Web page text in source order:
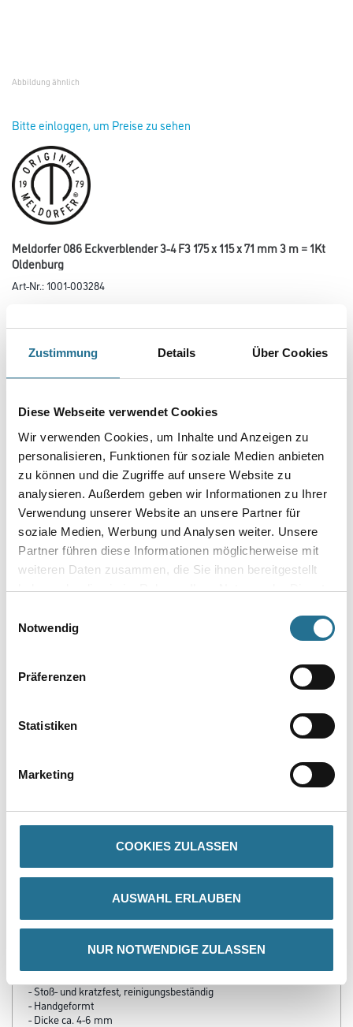
Zustimmung Details Über Cookies
Diese Webseite verwendet Cookies
Wir verwenden Cookies, um Inhalte und Anzeigen zu
personalisieren, Funktionen für soziale Medien anbieten
zu können und die Zugriffe auf unsere Website zu
analysieren. Außerdem geben wir Informationen zu Ihrer
Verwendung unserer Website an unsere Partner für
soziale Medien, Werbung und Analysen weiter. Unsere
Partner führen diese Informationen möglicherweise mit
weiteren Daten zusammen, die Sie ihnen bereitgestellt
haben oder die sie im Rahmen Ihrer Nutzung der Dienste
Notwendig
Präferenzen
Statistiken
Marketing
COOKIES ZULASSEN
AUSWAHL ERLAUBEN
NUR NOTWENDIGE ZULASSEN
Abbildung ähnlich
Bitte einloggen, um Preise zu sehen
Meldorfer 086 Eckverblender 3-4 F3 175 x 115 x 71 mm 3 m = 1Kt
Oldenburg
Art-Nr.:1001-003284
Länge in centimeter
Breite in centimeter
Gebinde
Produkteigenschaft
- Organisch gebundenes, klinkerartig vorgefertigtes Putzteil
- A2-s1, d0 gemäß DIN EN 13501-1 (nichtbrennbar)
- Überwiegend aus mineralischen Grundstoffen
- Witterungsbeständig und UV-beständig
- Wasserdampfdiffusionsfähig
Beanspruchung
- Stoß- und kratzfest, reinigungsbeständig
- Handgeformt
- Dicke ca. 4-6 mm